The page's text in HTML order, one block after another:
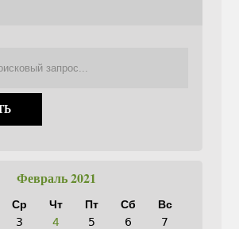
Февраль 2021
Ср Чт Пт Сб
Вс
3 4 5 6
7